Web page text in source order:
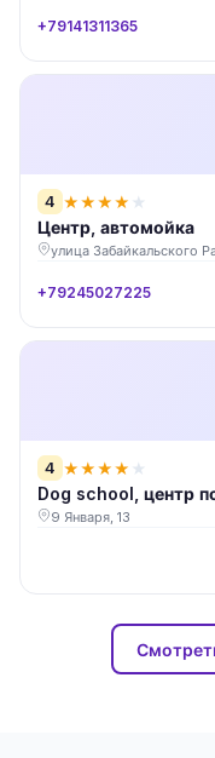
+79141311365
4 ★★★★ ★
Центр, автомойка
улица Забайкальского
+79245027225
4 ★★★★ ★
Dog school, центр
9 Января, 13